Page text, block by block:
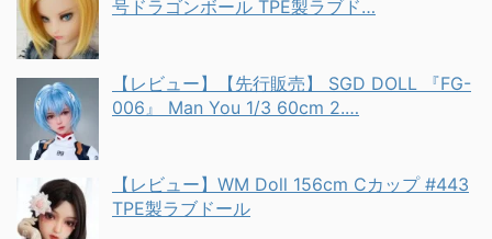
号ドラゴンボール TPE製ラブド…
【レビュー】【先行販売】 SGD DOLL 『FG-
006』 Man You 1/3 60cm 2.…
【レビュー】WM Doll 156cm Cカップ #443
TPE製ラブドール